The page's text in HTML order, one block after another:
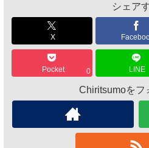
シェア
X
Pocket 0 LINE
Chiritsumoをフ